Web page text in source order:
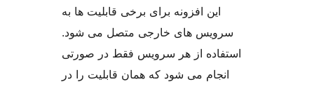
این افزونه برای برخی قابلیت ها به
سرویس های خارجی متصل می شود.
استفاده از هر سرویس فقط در صورتی
انجام می شود که همان قابلیت را در